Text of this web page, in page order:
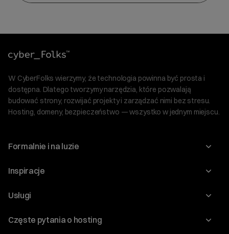
W CyberFolks wierzymy, że technologia powinna być prosta i
dostępna. Dlatego tworzymy narzędzia, które pozwalają
budować strony, rozwijać projekty i zarządzać nimi bez stresu.
Hosting, domeny, bezpieczeństwo — wszystko w jednym miejscu.
Formalnie i na luzie
O nas
Program Korzyści dla Inwestorów
Regulaminy i specyfikacje
Inspiracje
Blog
WordPress
Usługi
Domeny
Częste pytania o hosting